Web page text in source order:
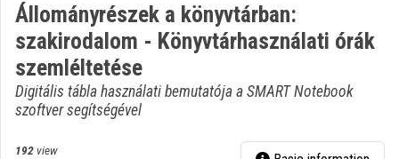
Log In
Organization discovery
Categories
Állományrészek a könyvtárban:
szakirodalom - Könyvtárhasználati órák
szemléltetése
Digitális tábla használati bemutatója a SMART Notebook
szoftver segítségével
192 view